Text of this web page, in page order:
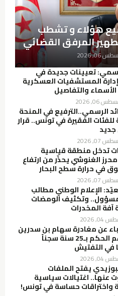
هؤلاء و تشطب
المرفق القضائي
2026
تعيينات جديدة في
المستشفيات العسكرية
والتفاصيل
2026
الرسمي..الترفيع في المنحة
الفقيرة في تونس.. قرار
2026
تدخل منطقة قياسية
الغنوشي يحذّر من ارتفاع
في حرارة سطح البحار
2026
الإعلام الوطني مطالب
وتكثيف الومضات
آفة المخدرات
2026
عن مغادرة سهام بن سدرين
تونس رغم الحكم بـ25 سنة سجناً
في التفتيش
2026
يفتح الملفات
عنها.. اغتيالات سياسية
واختراقات حساسة في تونس!